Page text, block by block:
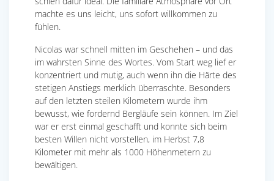
machte es uns leicht, uns sofort willkommen zu
fühlen.
Nicolas war schnell mitten im Geschehen – und das
im wahrsten Sinne des Wortes. Vom Start weg lief er
konzentriert und mutig, auch wenn ihn die Härte des
stetigen Anstiegs merklich überraschte. Besonders
auf den letzten steilen Kilometern wurde ihm
bewusst, wie fordernd Bergläufe sein können. Im Ziel
war er erst einmal geschafft und konnte sich beim
besten Willen nicht vorstellen, im Herbst 7,8
Kilometer mit mehr als 1000 Höhenmetern zu
bewältigen.